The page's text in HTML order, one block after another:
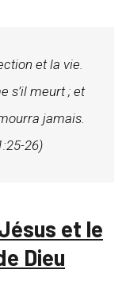
et la vie.
s’il meurt ; et
jamais.
26)
et le
Dieu